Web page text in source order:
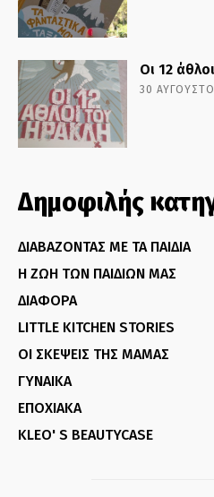
Οι 12
30
Δημοφιλής
ΔΙΑΒΑΖΟΝΤΑΣ ΜΕ ΤΑ ΠΑΙΔΙΑ
Η ΖΩΗ ΤΩΝ ΠΑΙΔΙΩΝ ΜΑΣ
ΔΙΑΦΟΡΑ
LITTLE KITCHEN STORIES
ΟΙ ΣΚΕΨΕΙΣ ΤΗΣ ΜΑΜΑΣ
ΓΥΝΑΙΚΑ
ΕΠΟΧΙΑΚΑ
KLEO' S BEAUTYCASE